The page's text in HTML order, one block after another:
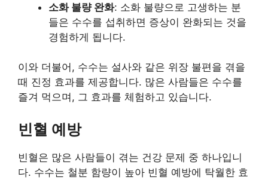
소화 불량 완화: 소화 불량으로 고생하는 분
들은 수수를 섭취하면 증상이 완화되는 것을
경험하게 됩니다.
이와 더불어, 수수는 설사와 같은 위장 불편을 겪을
때 진정 효과를 제공합니다. 많은 사람들은 수수를
즐겨 먹으며, 그 효과를 체험하고 있습니다.
빈혈 예방
빈혈은 많은 사람들이 겪는 건강 문제 중 하나입니
다. 수수는 철분 함량이 높아 빈혈 예방에 탁월한 효